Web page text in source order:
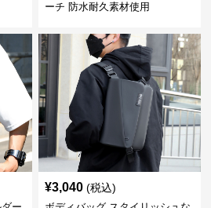
ーチ 防水耐久素材使用
¥3,040 (税込)